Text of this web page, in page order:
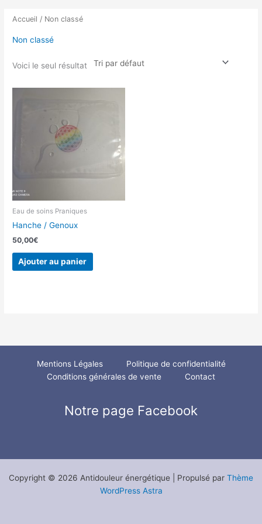
Accueil / Non classé
Non classé
Voici le seul résultat
Eau de soins Praniques
Hanche / Genoux
50,00€
Ajouter au panier
Mentions Légales
Politique de confidentialité
Conditions générales de vente
Contact
Notre page Facebook
Copyright © 2026 Antidouleur énergétique | Propulsé par Thème
WordPress Astra